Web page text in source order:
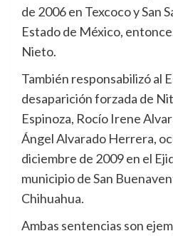
de 2006 en Texcoco y San
Estado de México,
Nieto.
También responsabilizó al
desaparición forzada de
Espinoza, Rocío Irene
Ángel Alvarado Herrera,
diciembre de 2009 en el
municipio de San
Chihuahua.
Ambas sentencias son